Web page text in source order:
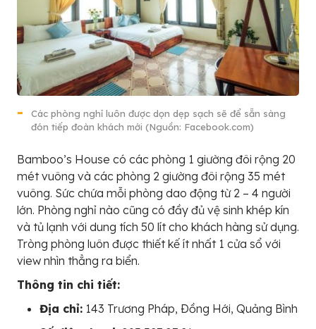
Các phòng nghỉ luôn được dọn dẹp sạch sẽ để sẵn sàng
đón tiếp đoàn khách mới (Nguồn: Facebook.com)
Bamboo’s House có các phòng 1 giường đôi rộng 20
mét vuông và các phòng 2 giường đôi rộng 35 mét
vuông. Sức chứa mỗi phòng dao động từ 2 – 4 người
lớn. Phòng nghỉ nào cũng có đầy đủ vệ sinh khép kín
và tủ lạnh với dung tích 50 lít cho khách hàng sử dụng.
Tròng phòng luôn được thiết kế ít nhất 1 cửa sổ với
view nhìn thẳng ra biển.
Thông tin chi tiết:
Địa chỉ: 143 Trương Pháp, Ðồng Hới, Quảng Bình